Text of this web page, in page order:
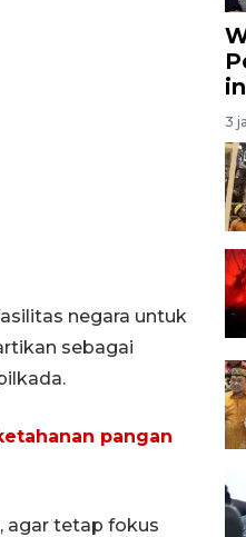
negara untuk
sebagai
pangan
agar tetap fokus
3